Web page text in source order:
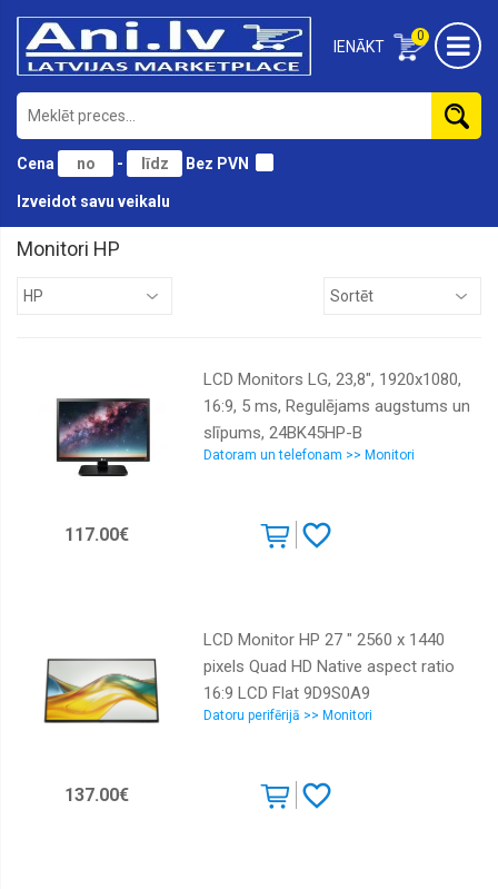
0
IENĀKT
Cena - Bez PVN
Izveidot savu veikalu
Dahua
Dell
ViewSonic
Monitori HP
LCD Monitors LG, 23,8", 1920x1080,
16:9, 5 ms, Regulējams augstums un
slīpums, 24BK45HP-B
Datoram un telefonam >> Monitori
117.00€
LCD Monitor HP 27 " 2560 x 1440
pixels Quad HD Native aspect ratio
16:9 LCD Flat 9D9S0A9
Datoru perifērijā >> Monitori
137.00€